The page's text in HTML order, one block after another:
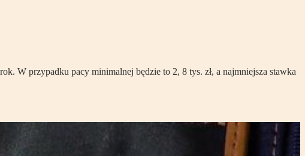
W przypadku pacy minimalnej będzie to 2, 8 tys. zł, a najmniejsza stawka